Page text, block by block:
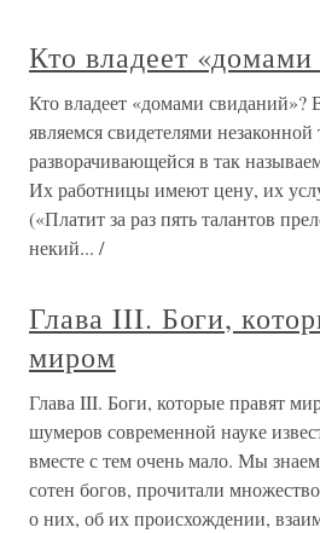
Кто владеет
Кто владеет «домами свиданий»?
являемся свидетелями
разворачивающейся в так
Их работницы имеют цену, их
(«Платит за раз пять талантов
некий... /
Глава III. Боги,
миром
Глава III. Боги, которые правят
шумеров современной науке
вместе с тем очень мало. Мы
сотен богов, прочитали
о них, об их происхождении,